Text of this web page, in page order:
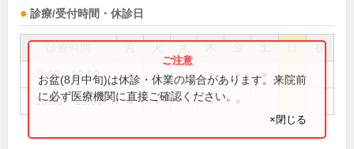
診療/受付時間・休診日
祝
9:00～12:00 ● ● ● ●
16:00～19:00 ● ● ●
お盆(8月中旬)は休診・休業の場合があります。来院前
に必ず医療機関に直接ご確認ください。
×閉じる